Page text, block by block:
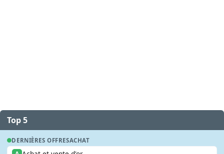
Top 5
DERNIÈRES OFFRESACHAT